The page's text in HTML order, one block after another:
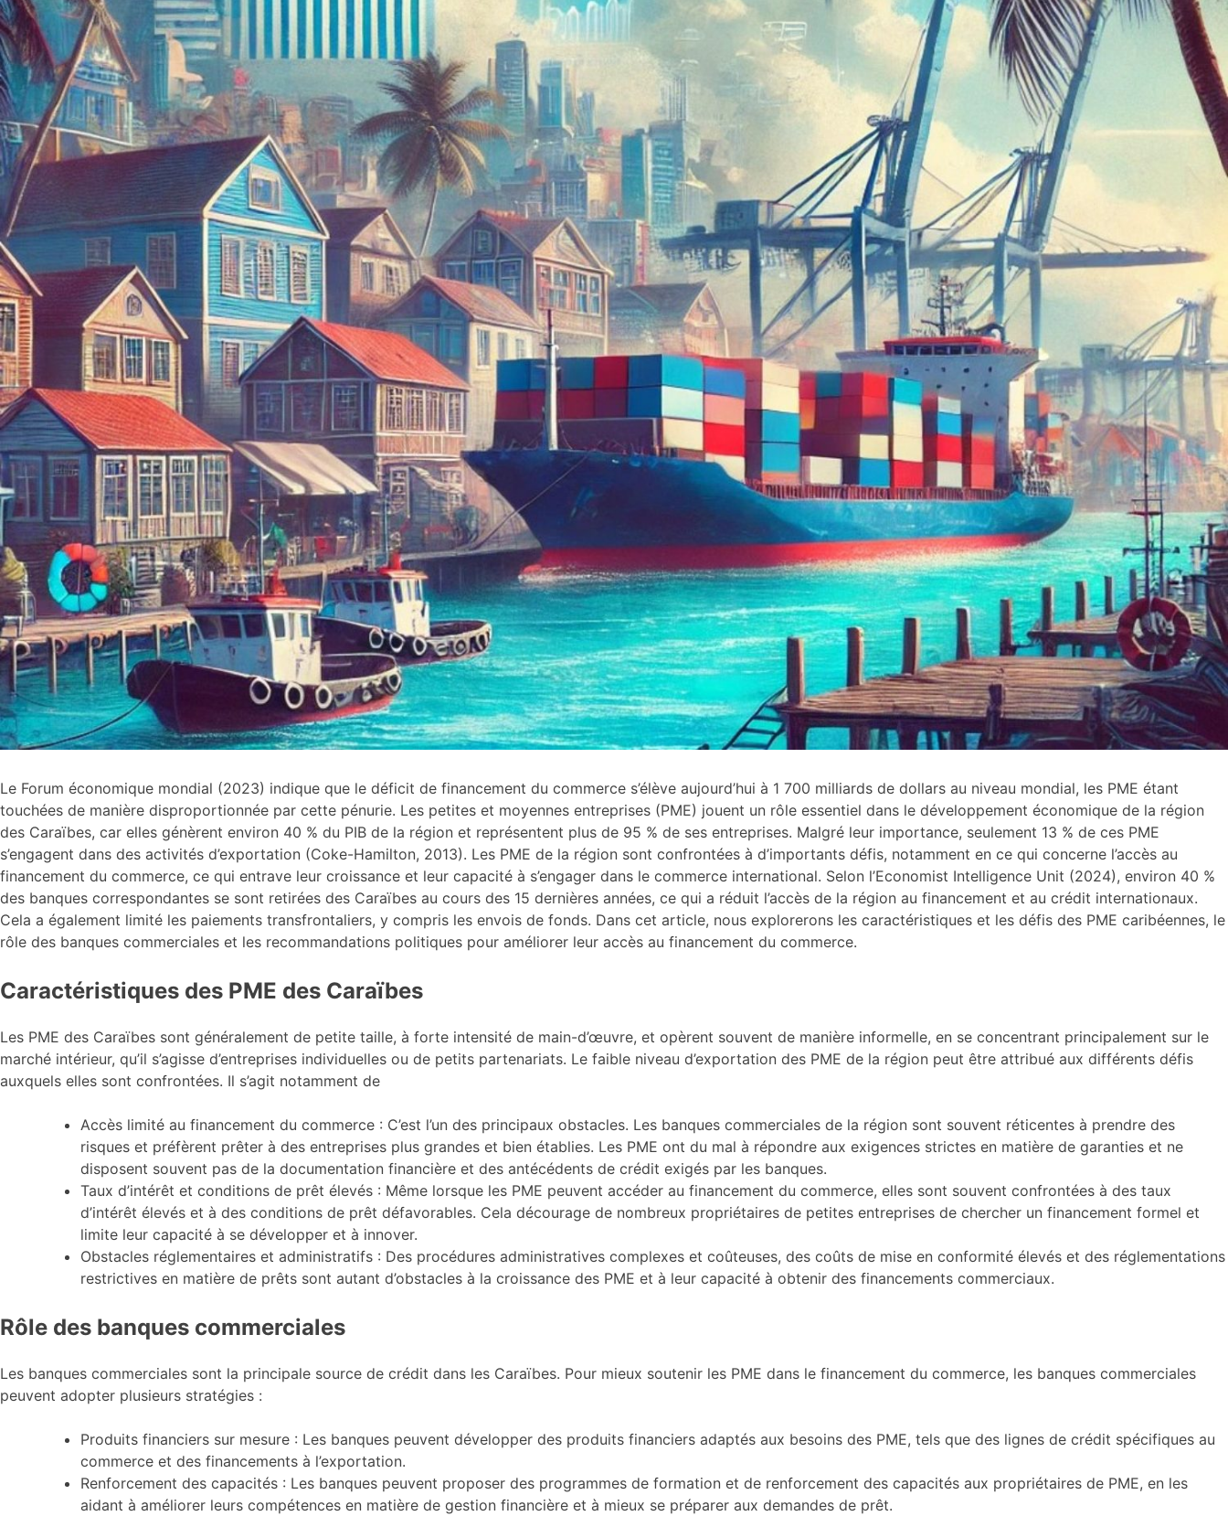
Le Forum économique mondial (2023) indique que le déficit de financement du commerce s’élève aujourd’hui à 1 700 milliards de dollars au niveau mondial, les PME étant
touchées de manière disproportionnée par cette pénurie. Les petites et moyennes entreprises (PME) jouent un rôle essentiel dans le développement économique de la région
des Caraïbes, car elles génèrent environ 40 % du PIB de la région et représentent plus de 95 % de ses entreprises. Malgré leur importance, seulement 13 % de ces PME
s’engagent dans des activités d’exportation (Coke-Hamilton, 2013). Les PME de la région sont confrontées à d’importants défis, notamment en ce qui concerne l’accès au
financement du commerce, ce qui entrave leur croissance et leur capacité à s’engager dans le commerce international. Selon l’Economist Intelligence Unit (2024), environ 40 %
des banques correspondantes se sont retirées des Caraïbes au cours des 15 dernières années, ce qui a réduit l’accès de la région au financement et au crédit internationaux.
Cela a également limité les paiements transfrontaliers, y compris les envois de fonds. Dans cet article, nous explorerons les caractéristiques et les défis des PME caribéennes, le
rôle des banques commerciales et les recommandations politiques pour améliorer leur accès au financement du commerce.
Caractéristiques des PME des Caraïbes
Les PME des Caraïbes sont généralement de petite taille, à forte intensité de main-d’œuvre, et opèrent souvent de manière informelle, en se concentrant principalement sur le
marché intérieur, qu’il s’agisse d’entreprises individuelles ou de petits partenariats. Le faible niveau d’exportation des PME de la région peut être attribué aux différents défis
auxquels elles sont confrontées. Il s’agit notamment de
Accès limité au financement du commerce : C’est l’un des principaux obstacles. Les banques commerciales de la région sont souvent réticentes à prendre des
risques et préfèrent prêter à des entreprises plus grandes et bien établies. Les PME ont du mal à répondre aux exigences strictes en matière de garanties et ne
disposent souvent pas de la documentation financière et des antécédents de crédit exigés par les banques.
Taux d’intérêt et conditions de prêt élevés : Même lorsque les PME peuvent accéder au financement du commerce, elles sont souvent confrontées à des taux
d’intérêt élevés et à des conditions de prêt défavorables. Cela décourage de nombreux propriétaires de petites entreprises de chercher un financement formel et
limite leur capacité à se développer et à innover.
Obstacles réglementaires et administratifs : Des procédures administratives complexes et coûteuses, des coûts de mise en conformité élevés et des réglementations
restrictives en matière de prêts sont autant d’obstacles à la croissance des PME et à leur capacité à obtenir des financements commerciaux.
Rôle des banques commerciales
Les banques commerciales sont la principale source de crédit dans les Caraïbes. Pour mieux soutenir les PME dans le financement du commerce, les banques commerciales
peuvent adopter plusieurs stratégies :
Produits financiers sur mesure : Les banques peuvent développer des produits financiers adaptés aux besoins des PME, tels que des lignes de crédit spécifiques au
commerce et des financements à l’exportation.
Renforcement des capacités : Les banques peuvent proposer des programmes de formation et de renforcement des capacités aux propriétaires de PME, en les
aidant à améliorer leurs compétences en matière de gestion financière et à mieux se préparer aux demandes de prêt.